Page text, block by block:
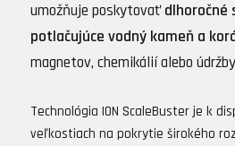
umožňuje poskytovaťdlhoročné
potlačujúce vodný kameň a
magnetov, chemikálií alebo
Technológia ION ScaleBuster je k
veľkostiach na pokrytie širokého